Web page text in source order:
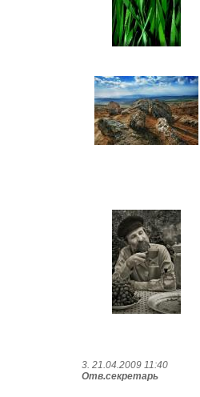
3. 21.04.2009 11:40
Отв.секретарь